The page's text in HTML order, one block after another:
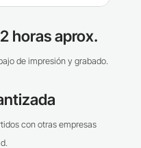
horas aprox.
de impresión y grabado.
con otras empresas